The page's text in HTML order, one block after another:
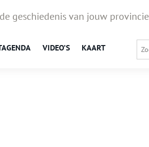
geschiedenis van jouw provincie
VIDEO’S KAART